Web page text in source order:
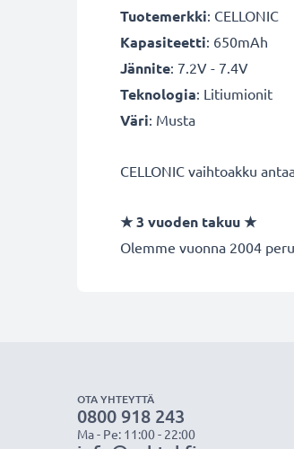
Tuotemerkki: CELLONIC
Kapasiteetti: 650mAh
Jännite: 7.2V - 7.4V
Teknologia: Litiumionit
Väri: Musta
CELLONIC vaihtoakku
★3 vuoden takuu★
Olemme vuonna 2004
OTA YHTEYTTÄ
0800 918 243
Ma - Pe: 11:00 - 22:00